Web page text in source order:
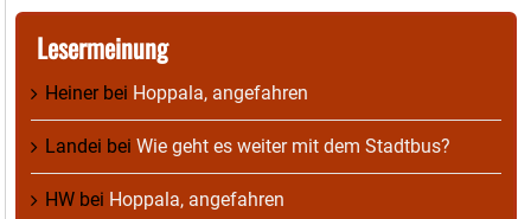
Lesermeinung
Heinerbei Hoppala, angefahren
Landei bei Wie geht es weiter mit dem Stadtbus?
HW bei Hoppala, angefahren